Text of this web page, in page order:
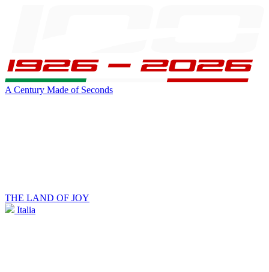
A Century Made of Seconds
THE LAND OF JOY
Italia